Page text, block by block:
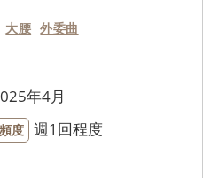
大腰 外委曲
年4月
頻度 週1回程度